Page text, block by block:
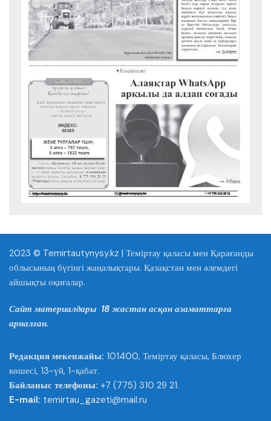
2023 © Temirtautynysy.kz | Теміртау қаласы мен Қарағанды
облысының бүгінгі жаңалықтары. Қазақстан мен әлемдегі
айшықты оқиғалар.
Сайт материалдары 18 жастан асқан азаматтарға
арналған.
Редакция мекенжайы: 101400, Теміртау қаласы, Блюхер
көшесі, 13-үй, 1-қабат.
Байланыс телефоны: +7 (775) 310 29 21.
E-mail: temirtau_gazeti@mail.ru